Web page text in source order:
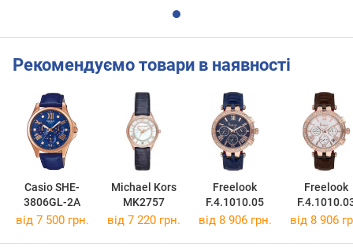
Рекомендуємо товари в наявності
Casio SHE-
3806GL-2A
Michael Kors
MK2757
Freelook
F.4.1010.05
Freelook
від 7 500 грн. від 7 220 грн. від 8 906 грн. від 8 906